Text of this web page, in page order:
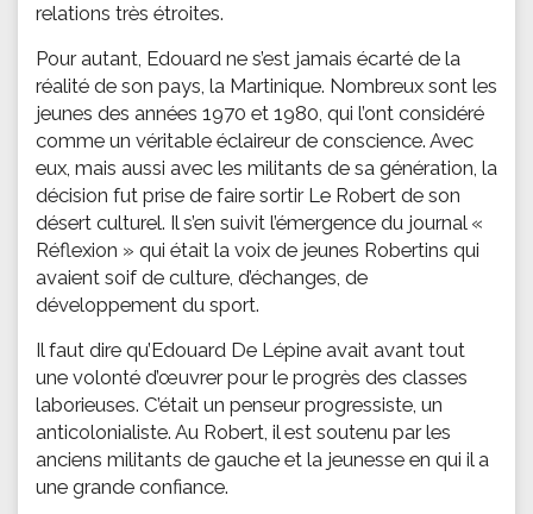
relations très étroites.
Pour autant, Edouard ne s’est jamais écarté de la
réalité de son pays, la Martinique. Nombreux sont les
jeunes des années 1970 et 1980, qui l’ont considéré
comme un véritable éclaireur de conscience. Avec
eux, mais aussi avec les militants de sa génération, la
décision fut prise de faire sortir Le Robert de son
désert culturel. Il s’en suivit l’émergence du journal «
Réflexion » qui était la voix de jeunes Robertins qui
avaient soif de culture, d’échanges, de
développement du sport.
Il faut dire qu’Edouard De Lépine avait avant tout
une volonté d’œuvrer pour le progrès des classes
laborieuses. C’était un penseur progressiste, un
anticolonialiste. Au Robert, il est soutenu par les
anciens militants de gauche et la jeunesse en qui il a
une grande confiance.